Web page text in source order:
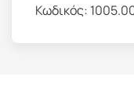
Κωδικός: